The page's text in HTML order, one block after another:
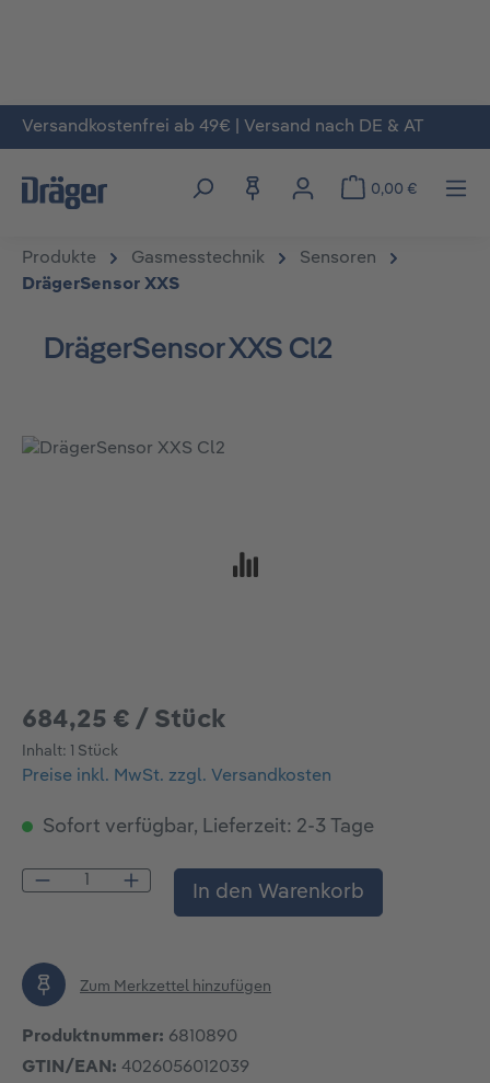
Zum Hauptinhalt springen
Versandkostenfrei ab 49€ | Versand nach DE & AT
0,00 €
Produkte Gasmesstechnik
Sensoren
DrägerSensor XXS
DrägerSensor XXS Cl2
Bildergalerie überspringen
684,25 € / Stück
Inhalt: 1 Stück
Preise inkl. MwSt. zzgl. Versandkosten
Sofort verfügbar, Lieferzeit: 2-3 Tage
Produkt Anzahl: Gib den gewünschten
In den Warenkorb
Zum Merkzettel hinzufügen
Produktnummer: 6810890
GTIN/EAN: 4026056012039